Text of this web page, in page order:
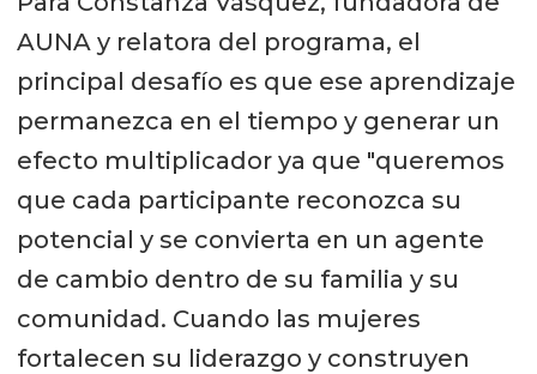
AUNA y relatora del programa, el
principal desafío es que ese aprendizaje
permanezca en el tiempo y generar un
efecto multiplicador ya que "queremos
que cada participante reconozca su
potencial y se convierta en un agente
de cambio dentro de su familia y su
comunidad. Cuando las mujeres
fortalecen su liderazgo y construyen